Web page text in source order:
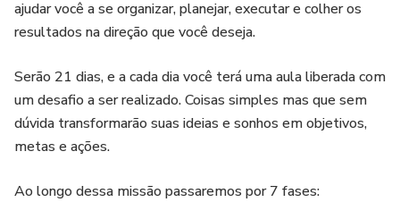
ajudar você a se organizar, planejar, executar e colher os
resultados na direção que você deseja.
Serão 21 dias, e a cada dia você terá uma aula liberada com
um desafio a ser realizado. Coisas simples mas que sem
dúvida transformarão suas ideias e sonhos em objetivos,
metas e ações.
Ao longo dessa missão passaremos por 7 fases: